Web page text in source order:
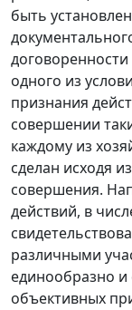
быть
одного из
признания
совершении
каждому из
сделан исходя
совершения.
действий, в
различными
единообразно и
объективных